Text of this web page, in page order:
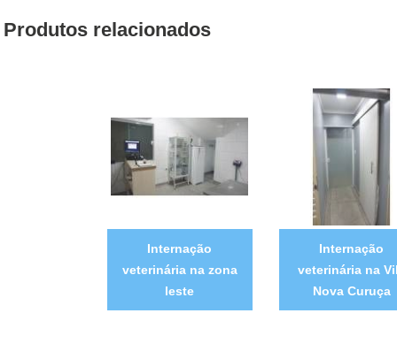
Produtos relacionados
Internação
veterinária na zona
leste
Internação
veterinária na
Nova Curuça